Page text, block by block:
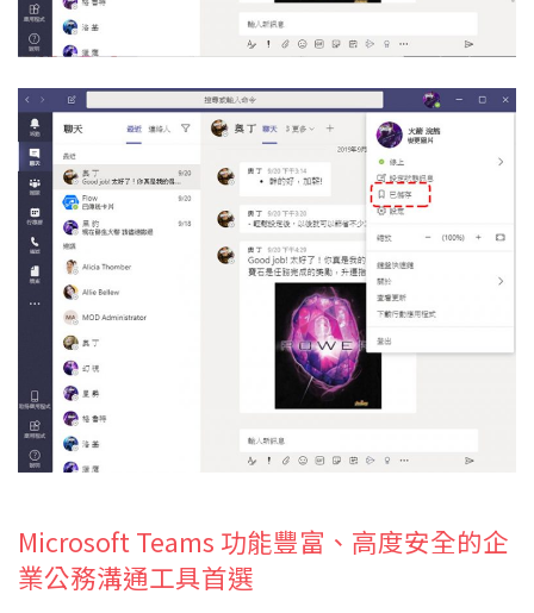
Microsoft Teams 功能豐富、高度安全的企
業公務溝通工具首選